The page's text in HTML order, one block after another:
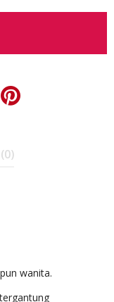
wanita.